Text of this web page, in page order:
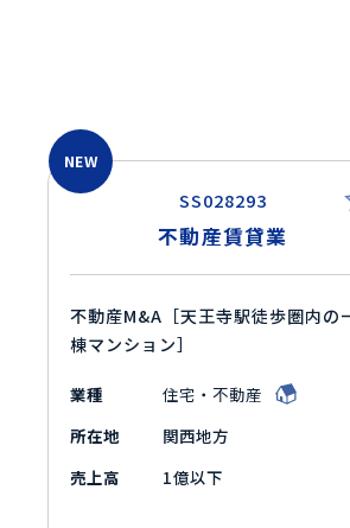
SS028293
NEW
不動産賃貸業
不動産M&A［天王寺駅徒歩圏内の
棟マンション］
業種
住宅・不動産
所在地
関西地方
売上高
1億以下